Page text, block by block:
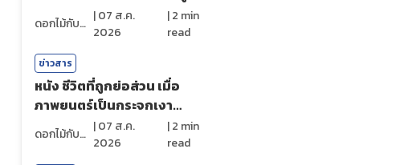
ศรัทธา
ดอกไม้กับสายน้ำ |07 ส.ค.
2026
|2 min
read
ข่าวสาร
หนัง ชีวิตที่ถูกย่อส่วน เมื่อ
ภาพยนตร์เป็นกระจกเงา
สะท้อนตัวตน
ดอกไม้กับสายน้ำ |07 ส.ค.
2026
|2 min
read